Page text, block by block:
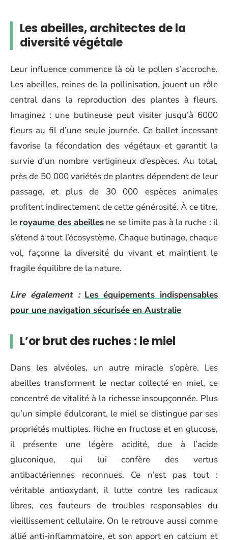
Les abeilles, architectes de la
diversité végétale
Leur influence commence là où le pollen s’accroche.
Les abeilles, reines de la pollinisation, jouent un rôle
central dans la reproduction des plantes à fleurs.
Imaginez : une butineuse peut visiter jusqu’à 6000
fleurs au fil d’une seule journée. Ce ballet incessant
favorise la fécondation des végétaux et garantit la
survie d’un nombre vertigineux d’espèces. Au total,
près de 50 000 variétés de plantes dépendent de leur
passage, et plus de 30 000 espèces animales
profitent indirectement de cette générosité. À ce titre,
le royaume des abeilles ne se limite pas à la ruche : il
s’étend à tout l’écosystème. Chaque butinage, chaque
vol, façonne la diversité du vivant et maintient le
fragile équilibre de la nature.
Lire également : Les équipements indispensables
pour une navigation sécurisée en Australie
L’or brut des ruches : le miel
Dans les alvéoles, un autre miracle s’opère. Les
abeilles transforment le nectar collecté en miel, ce
concentré de vitalité à la richesse insoupçonnée. Plus
qu’un simple édulcorant, le miel se distingue par ses
propriétés multiples. Riche en fructose et en glucose,
il présente une légère acidité, due à l’acide
gluconique, qui lui confère des vertus
antibactériennes reconnues. Ce n’est pas tout :
véritable antioxydant, il lutte contre les radicaux
libres, ces fauteurs de troubles responsables du
vieillissement cellulaire. On le retrouve aussi comme
allié anti-inflammatoire, et son apport en calcium et